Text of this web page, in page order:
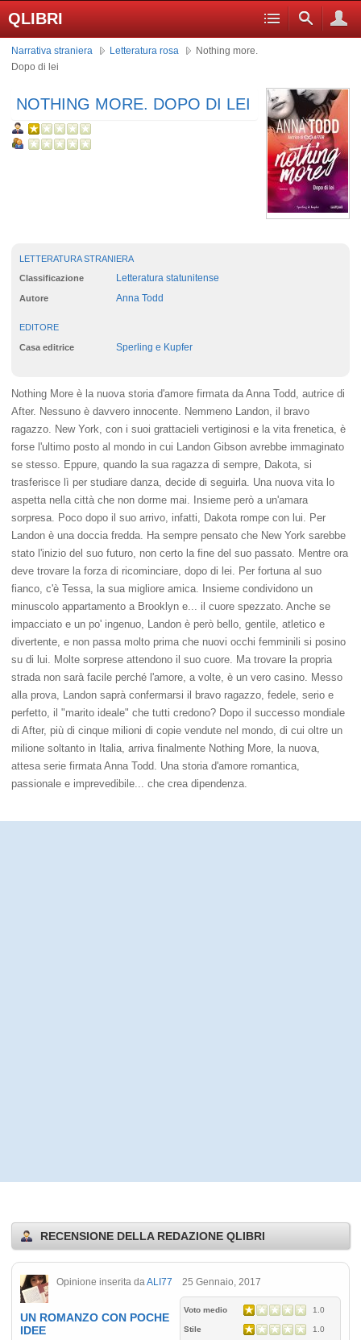
QLIBRI
Narrativa straniera Letteratura rosa
Nothing more.
Dopo di lei
NOTHING MORE. DOPO DI LEI
LETTERATURA STRANIERA
Classificazione Letteratura statunitense
Autore Anna Todd
EDITORE
Casa editrice Sperling e Kupfer
Nothing More è la nuova storia d'amore firmata da Anna Todd, autrice di
After. Nessuno è davvero innocente. Nemmeno Landon, il bravo
ragazzo. New York, con i suoi grattacieli vertiginosi e la vita frenetica, è
forse l'ultimo posto al mondo in cui Landon Gibson avrebbe immaginato
se stesso. Eppure, quando la sua ragazza di sempre, Dakota, si
trasferisce lì per studiare danza, decide di seguirla. Una nuova vita lo
aspetta nella città che non dorme mai. Insieme però a un'amara
sorpresa. Poco dopo il suo arrivo, infatti, Dakota rompe con lui. Per
Landon è una doccia fredda. Ha sempre pensato che New York sarebbe
stato l'inizio del suo futuro, non certo la fine del suo passato. Mentre ora
deve trovare la forza di ricominciare, dopo di lei. Per fortuna al suo
fianco, c'è Tessa, la sua migliore amica. Insieme condividono un
minuscolo appartamento a Brooklyn e... il cuore spezzato. Anche se
impacciato e un po' ingenuo, Landon è però bello, gentile, atletico e
divertente, e non passa molto prima che nuovi occhi femminili si posino
su di lui. Molte sorprese attendono il suo cuore. Ma trovare la propria
strada non sarà facile perché l'amore, a volte, è un vero casino. Messo
alla prova, Landon saprà confermarsi il bravo ragazzo, fedele, serio e
perfetto, il "marito ideale" che tutti credono? Dopo il successo mondiale
di After, più di cinque milioni di copie vendute nel mondo, di cui oltre un
milione soltanto in Italia, arriva finalmente Nothing More, la nuova,
attesa serie firmata Anna Todd. Una storia d'amore romantica,
passionale e imprevedibile... che crea dipendenza.
RECENSIONE DELLA REDAZIONE QLIBRI
Opinione inserita da ALI77 25 Gennaio, 2017
Voto medio 1.0
Stile 1.0
UN ROMANZO CON POCHE
IDEE